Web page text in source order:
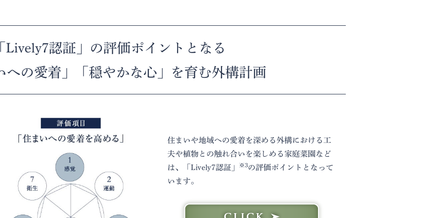
Lively7認証」の評価ポイントとなる
への愛着」「穏やかな心」を育む外構計画
住まいや地域への愛着を深める外構における工
夫や植物との触れ合いを楽しめる家庭菜園など
は、「Lively7認証」
※3の評価ポイントとなって
います。